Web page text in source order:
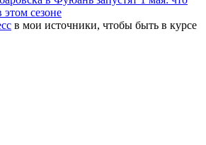
сезоне
в мои источники, чтобы быть в курсе